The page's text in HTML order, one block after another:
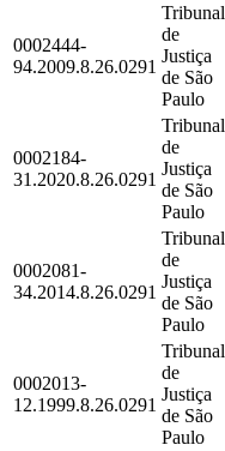
0002444-
94.2009.8.26.0291
Tribunal
de
Justiça
de São
Paulo
0002184-
31.2020.8.26.0291
Tribunal
de
Justiça
de São
Paulo
0002081-
34.2014.8.26.0291
Tribunal
de
Justiça
de São
Paulo
0002013-
12.1999.8.26.0291
Tribunal
de
Justiça
de São
Paulo